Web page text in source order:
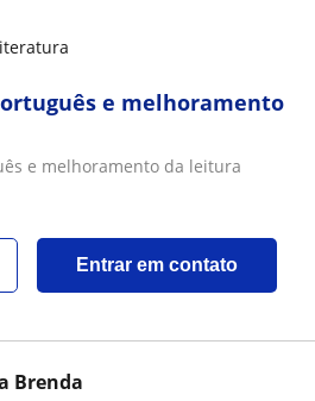
e melhoramento
e melhoramento da leitura
Entrar em contato
Brenda